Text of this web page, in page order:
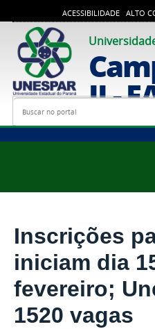
ACESSIBILIDADE ALTO
II -
Busca
Inscrições
iniciam dia
fevereiro;
1520 vagas